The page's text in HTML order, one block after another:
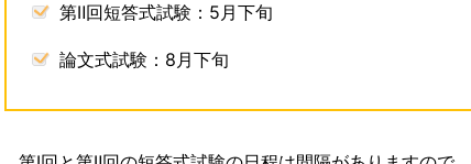
第Ⅱ回短答式試験：5月下旬
論文式試験：8月下旬